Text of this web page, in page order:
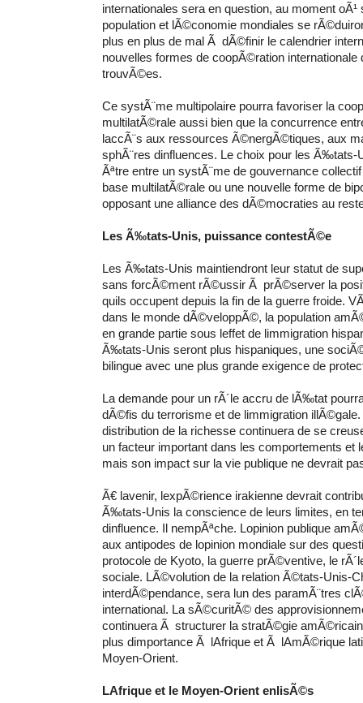
internationales sera en question, au moment oÃ¹
population et lÃ©conomie mondiales se
plus en plus de mal Ã dÃ©finir le calendrier
nouvelles formes de coopÃ©ration internationale
trouvÃ©es.
Ce systÃ¨me multipolaire pourra favoriser la
multilatÃ©rale aussi bien que la concurrence
laccÃ¨s aux ressources Ã©nergÃ©tiques, aux
sphÃ¨res dinfluences. Le choix pour les Ã‰tats-
Ãªtre entre un systÃ¨me de gouvernance
base multilatÃ©rale ou une nouvelle forme de
opposant une alliance des dÃ©mocraties au
Les Ã‰tats-Unis, puissance contestÃ©e
Les Ã‰tats-Unis maintiendront leur statut de
sans forcÃ©ment rÃ©ussir Ã prÃ©server la
quils occupent depuis la fin de la guerre froide.
dans le monde dÃ©veloppÃ©, la population
en grande partie sous leffet de limmigration
Ã‰tats-Unis seront plus hispaniques, une
bilingue avec une plus grande exigence de
La demande pour un rÃ´le accru de lÃ‰tat
dÃ©fis du terrorisme et de limmigration
distribution de la richesse continuera de se
un facteur important dans les comportements et
mais son impact sur la vie publique ne devrait
Ã€ lavenir, lexpÃ©rience irakienne devrait
Ã‰tats-Unis la conscience de leurs limites, en
dinfluence. Il nempÃªche. Lopinion publique
aux antipodes de lopinion mondiale sur des
protocole de Kyoto, la guerre prÃ©ventive, le
sociale. LÃ©volution de la relation Ã©tats-Unis-
interdÃ©pendance, sera lun des paramÃ¨tres
international. La sÃ©curitÃ© des
continuera Ã structurer la stratÃ©gie
plus dimportance Ã lAfrique et Ã lAmÃ©rique
Moyen-Orient.
LAfrique et le Moyen-Orient enlisÃ©s